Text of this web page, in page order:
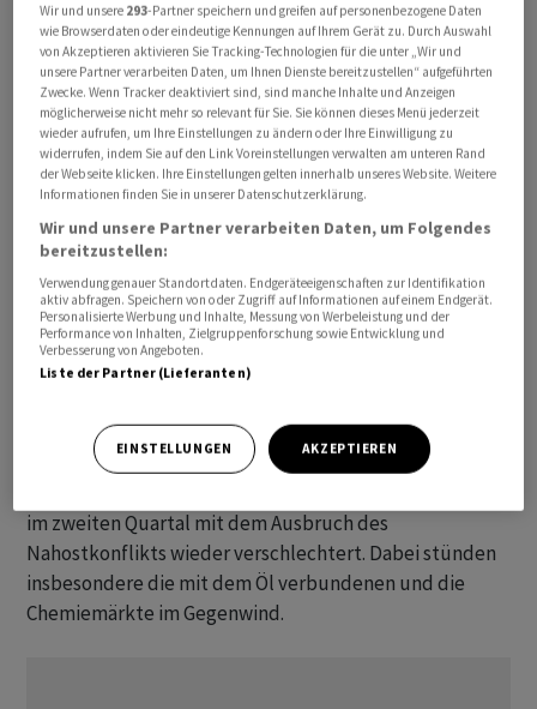
Franken zurück (Tagestief 445 Fr.), der Gesamtmarkt
(SPI) steht dagegen 0,68 Prozent höher.
Die operative Marge von BC sei zwar stark ausgefallen
und die Kostenkontrolle im schwierigen Umfeld
eindrücklich, heisst es in einem Kommentar der UBS.
Die Umsatzguidance für das laufende Jahr impliziere
indes einen Rückgang um rund 10 Prozent und auch die
Prognose für den EBIT ergebe klares Abwärtspotential
für die Schätzungen der Analysten. Ausserdem dürfte
die Unsicherheit über den Zeitpunkt einer Erholung im
Bestellungseingang auf den Kurs der Aktie drücken.
der Mittelfristziele einen Mangel an Visibilität für eine
mögliche Erholung des Auftragseingangs. Offenbar habe
im zweiten Quartal mit dem Ausbruch des
Nahostkonflikts wieder verschlechtert. Dabei stünden
insbesondere die mit dem Öl verbundenen und die
Chemiemärkte im Gegenwind.
Wir und unsere 293-Partner speichern und greifen auf personenbezogene Daten
wie Browserdaten oder eindeutige Kennungen auf Ihrem Gerät zu. Durch Auswahl
von Akzeptieren aktivieren Sie Tracking-Technologien für die unter „Wir und
unsere Partner verarbeiten Daten, um Ihnen Dienste bereitzustellen“ aufgeführten
Zwecke. Wenn Tracker deaktiviert sind, sind manche Inhalte und Anzeigen
möglicherweise nicht mehr so relevant für Sie. Sie können dieses Menü jederzeit
wieder aufrufen, um Ihre Einstellungen zu ändern oder Ihre Einwilligung zu
widerrufen, indem Sie auf den Link Voreinstellungen verwalten am unteren Rand
der Webseite klicken. Ihre Einstellungen gelten innerhalb unseres Website. Weitere
Informationen finden Sie in unserer Datenschutzerklärung.
Wir und unsere Partner verarbeiten Daten, um Folgendes
bereitzustellen:
Verwendung genauer Standortdaten. Endgeräteeigenschaften zur Identifikation
aktiv abfragen. Speichern von oder Zugriff auf Informationen auf einem Endgerät.
Personalisierte Werbung und Inhalte, Messung von Werbeleistung und der
Performance von Inhalten, Zielgruppenforschung sowie Entwicklung und
Verbesserung von Angeboten.
Liste der Partner (Lieferanten)
EINSTELLUNGEN AKZEPTIEREN